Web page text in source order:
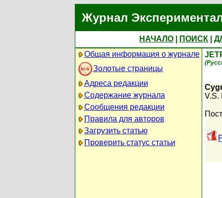
Журнал
НАЧАЛО ПОИСК
Общая информация о журнале
Золотые страницы
Адреса редакции
Содержание журнала
Сообщения редакции
Правила для авторов
Загрузить статью
Проверить статус статьи
V.S.